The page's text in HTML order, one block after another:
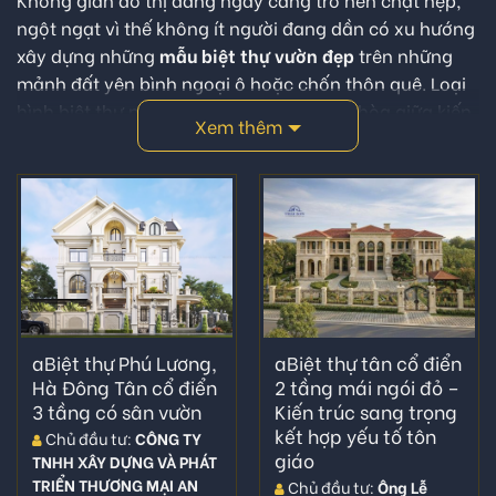
ngột ngạt vì thế không ít người đang dần có xu hướng
xây dựng những mẫu biệt thự vườn đẹptrên những
mảnh đất yên bình ngoại ô hoặc chốn thôn quê. Loại
hình biệt thự nhà vườn là sự kết hợp hài hòa giữa kiến
trúc cổ điển hoặc hiện đại cùng cảnh quan xung
sống lý tưởng, thoải mái tiện nghi.Biệt thự
được xây
dựng trên những khoảng đất rộng, tách biệt với các
khu dân cư đông người vì thế rất phù hợp với mục
đích nghỉ dưỡng. Với thâm niên nhiều năm kinh
nghiệm hoạt động trong ngành kiến trúc – thi công
xây dựng THÁI SƠN tự tin mang đến những giải pháp
phù hợp nhất cho từng khách hàng. Chúng tôi có khả
năng đáp ứng được nhiều công trình, dự án lớn với lực
lượng kiến trúc sư, kỹ thuật viên có chuyên môn
chuyên biệt phù hợp riêng với từng loại phong cách
kiến trúc khác nhau và những người kỹ sư, người thợ
Xem thêm
aBiệt thự Phú Lương,
Hà Đông Tân cổ điển
3 tầng có sân vườn
Chủ đầu tư: CÔNG TY
TNHH XÂY DỰNG VÀ PHÁT
TRIỂN THƯƠNG MẠI AN
aBiệt thự tân cổ điển
2 tầng mái ngói đỏ –
Kiến trúc sang trọng
kết hợp yếu tố tôn
giáo
Chủ đầu tư: Ông Lễ